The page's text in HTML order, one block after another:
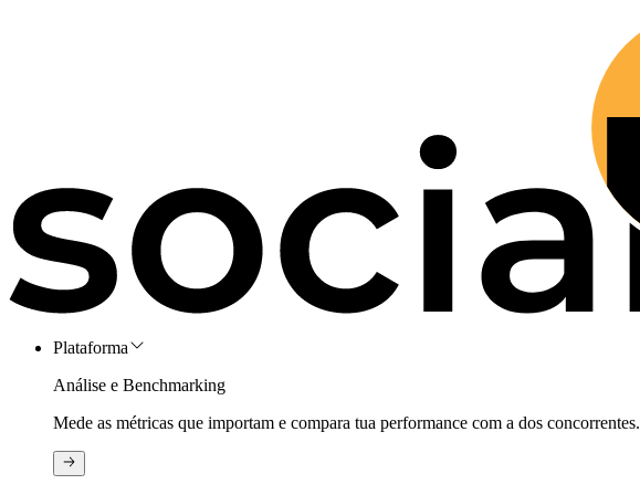
Plataforma
Análise e Benchmarking
Mede as métricas que importam e compara tua performance com a dos concorrentes.